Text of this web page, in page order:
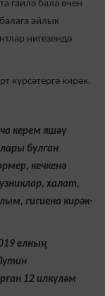
гаилә бала өчен
айлык
нигезендә
күрсәтергә кирәк.
керем яшәү
булган
кечкенә
халат,
гигиена кирәк-
елның
12 илкүләм